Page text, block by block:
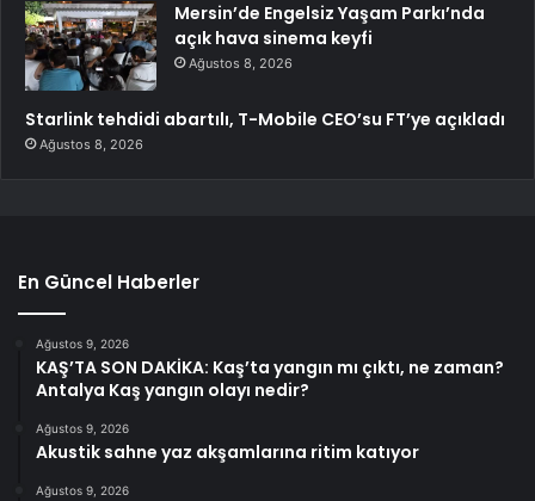
Mersin’de Engelsiz Yaşam Parkı’nda
açık hava sinema keyfi
Ağustos 8, 2026
Starlink tehdidi abartılı, T-Mobile CEO’su FT’ye açıkladı
Ağustos 8, 2026
En Güncel Haberler
Ağustos 9, 2026
KAŞ’TA SON DAKİKA: Kaş’ta yangın mı çıktı, ne zaman?
Antalya Kaş yangın olayı nedir?
Ağustos 9, 2026
Akustik sahne yaz akşamlarına ritim katıyor
Ağustos 9, 2026